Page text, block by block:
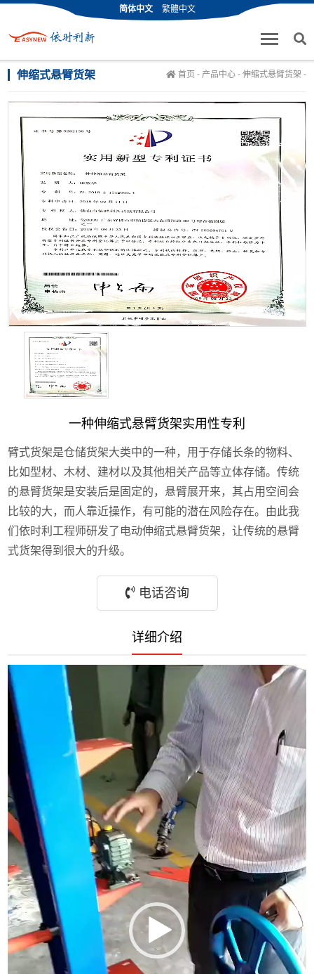
简体中文 繁體中文
伸缩式悬臂货架 首页 - 产品中心- 伸缩式悬臂货架 -
一种伸缩式悬臂货架实用性专利
臂式货架是仓储货架大类中的一种，用于存储长条的物料、
比如型材、木材、建材以及其他相关产品等立体存储。传统
的悬臂货架是安装后是固定的，悬臂展开来，其占用空间会
比较的大，而人靠近操作，有可能的潜在风险存在。由此我
们依时利工程师研发了电动伸缩式悬臂货架，让传统的悬臂
式货架得到很大的升级。
电话咨询
详细介绍
视
频
播
放